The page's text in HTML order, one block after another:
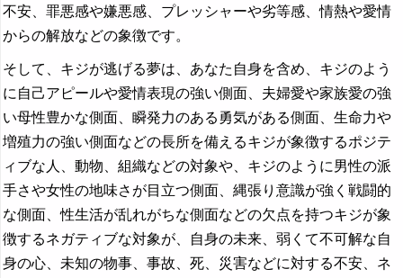
不安、罪悪感や嫌悪感、プレッシャーや劣等感、情熱や愛情
からの解放などの象徴です。
そして、キジが逃げる夢は、あなた自身を含め、キジのよう
に自己アピールや愛情表現の強い側面、夫婦愛や家族愛の強
い母性豊かな側面、瞬発力のある勇気がある側面、生命力や
増殖力の強い側面などの長所を備えるキジが象徴するポジテ
ィブな人、動物、組織などの対象や、キジのように男性の派
手さや女性の地味さが目立つ側面、縄張り意識が強く戦闘的
な側面、性生活が乱れがちな側面などの欠点を持つキジが象
徴するネガティブな対象が、自身の未来、弱くて不可解な自
身の心、未知の物事、事故、死、災害などに対する不安、ネ